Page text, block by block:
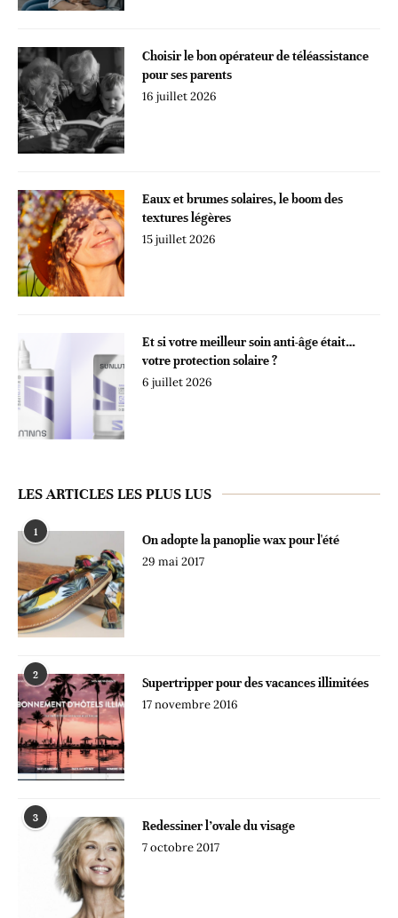
Choisir le bon opérateur de téléassistance
pour ses parents
16 juillet 2026
Eaux et brumes solaires, le boom des
textures légères
15 juillet 2026
Et si votre meilleur soin anti-âge était…
votre protection solaire ?
6 juillet 2026
LES ARTICLES LES PLUS LUS
1
On adopte la panoplie wax pour l'été
29 mai 2017
2
Supertripper pour des vacances illimitées
17 novembre 2016
3
Redessiner l’ovale du visage
7 octobre 2017